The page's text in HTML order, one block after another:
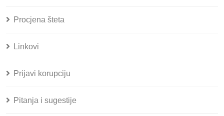
Procjena šteta
Linkovi
Prijavi korupciju
Pitanja i sugestije